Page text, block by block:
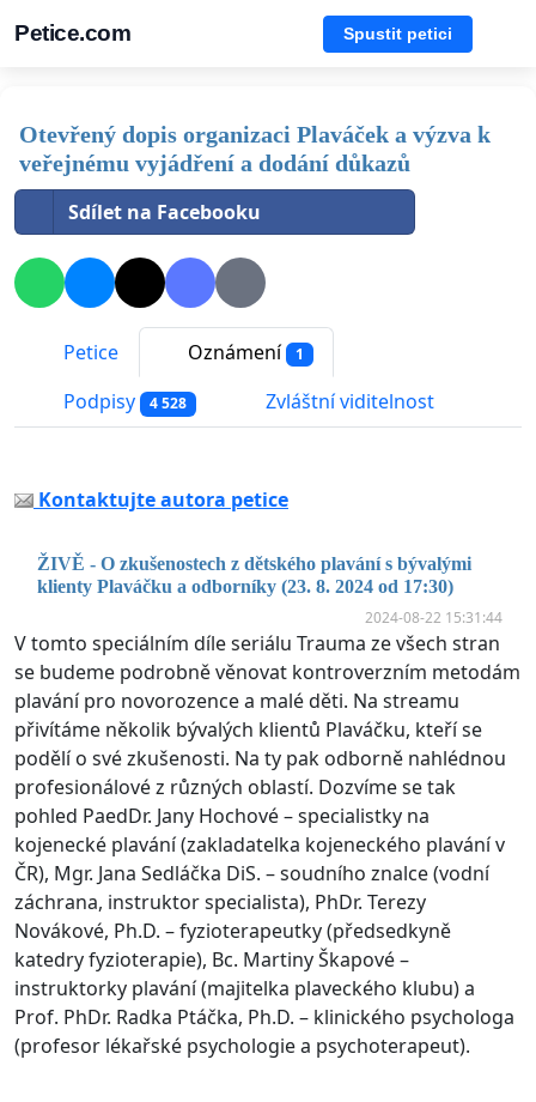
Petice.com Spustit petici
Otevřený dopis organizaci Plaváček a výzva k
veřejnému vyjádření a dodání důkazů
Sdílet na Facebooku
Petice Oznámení 1
Podpisy 4 528 Zvláštní viditelnost
Kontaktujte autora petice
ŽIVĚ - O zkušenostech z dětského plavání s bývalými
klienty Plaváčku a odborníky (23. 8. 2024 od 17:30)
2024-08-22 15:31:44
V tomto speciálním díle seriálu Trauma ze všech stran
se budeme podrobně věnovat kontroverzním metodám
plavání pro novorozence a malé děti. Na streamu
přivítáme několik bývalých klientů Plaváčku, kteří se
podělí o své zkušenosti. Na ty pak odborně nahlédnou
profesionálové z různých oblastí. Dozvíme se tak
pohled PaedDr. Jany Hochové – specialistky na
kojenecké plavání (zakladatelka kojeneckého plavání v
ČR), Mgr. Jana Sedláčka DiS. – soudního znalce (vodní
záchrana, instruktor specialista), PhDr. Terezy
Novákové, Ph.D. – fyzioterapeutky (předsedkyně
katedry fyzioterapie), Bc. Martiny Škapové –
instruktorky plavání (majitelka plaveckého klubu) a
Prof. PhDr. Radka Ptáčka, Ph.D. – klinického psychologa
(profesor lékařské psychologie a psychoterapeut).